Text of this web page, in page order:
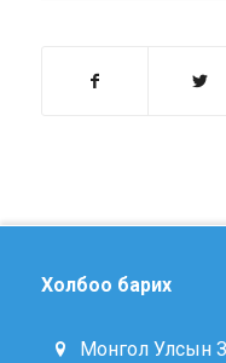
Холбоо барих
Монгол Улсын